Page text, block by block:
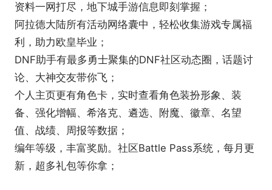
资料一网打尽，地下城手游信息即刻掌握；
阿拉德大陆所有活动网络囊中，轻松收集游戏专属福
利，助力欧皇毕业；
DNF助手有最多勇士聚集的DNF社区动态圈，话题讨
论、大神交友带你飞；
个人主页更有角色卡，实时查看角色装扮形象、装
备、强化增幅、希洛克、遴选、附魔、徽章、名望
值、战绩、周报等数据；
编年等级，丰富奖励。社区Battle Pass系统，每月更
新，超多礼包等你拿；